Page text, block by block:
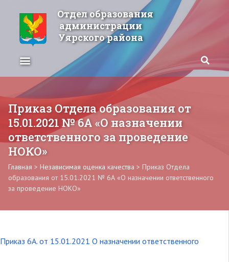
Отдел образования
администрации
Уярского района
Приказ Отдела образования от
15.01.2021 № 6А «О назначении
ответственного за проведение
НОКО»
Главная > Независимая оценка качества > Приказ Отдела
образования от 15.01.2021 № 6А «О назначении ответственного
за проведение НОКО»
Приказ 6А. от 15.01.2021 О назначении ответственного